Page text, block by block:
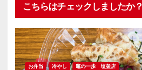
こちらはチェックしましたか？
お弁当 冷やし 竈の一歩 塩釜店